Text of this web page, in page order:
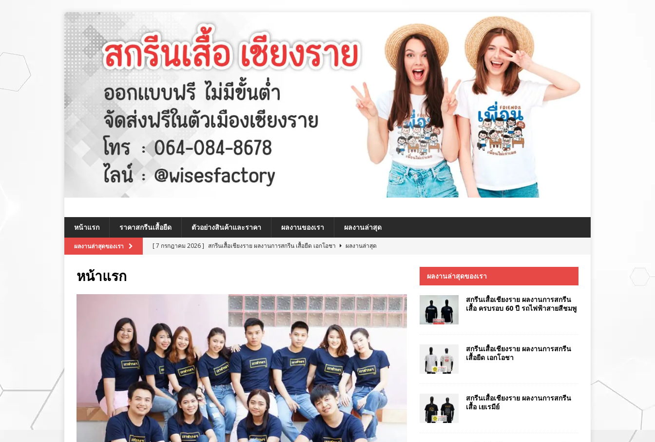
หน้าแรก ราคาสกรีนเสื้อยืด ตัวอย่างสินค้าและราคา ผลงานของเรา ผลงานล่าสุด
ผลงานล่าสุดของเรา [ 7 กรกฎาคม 2026 ] สกรีนเสื้อเชียงราย ผลงานการสกรีน เสื้อยืด เอกโอชา
ผลงานล่าสุด
ผลงานล่าสุด
สกรีนเสื้อเชียงราย ผลงานการสกรีน เสื้อ MARKINN”S
ผลงานล่าสุด
[ 8 กรกฎาคม 2026 ]
สกรีนเสื้อเชียงราย ผลงานการสกรีนเสื้อ ครบรอบ 60 ปี รถไฟฟ้าสายสีชมพู
ผลงานล่าสุด
หน้าแรก ผลงานล่าสุดของเรา
สกรีนเสื้อเชียงราย ผลงานการสกรีน
เสื้อ ครบรอบ 60 ปี รถไฟฟ้าสายสีชมพู
สกรีนเสื้อเชียงราย ผลงานการสกรีน
เสื้อยืด เอกโอชา
สกรีนเสื้อเชียงราย ผลงานการสกรีน
เสื้อ เยเรมีย์